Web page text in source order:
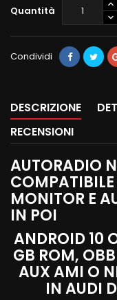
Quantità
Condividi
DESCRIZIONE
RECENSIONI
AUTORADIO
MONITOR E
IN POI
ANDROID 10
GB ROM,
AUX AMI O
IN AUDI